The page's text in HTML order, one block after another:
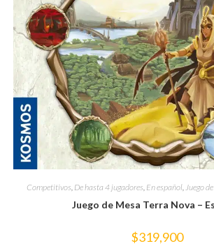
Competitivos, De hasta 4 jugadores, En español,Juego
Juego de Mesa Terra Nova –
$319,900